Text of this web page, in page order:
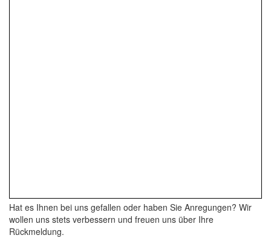
Hat es Ihnen bei uns gefallen oder haben Sie Anregungen? Wir
wollen uns stets verbessern und freuen uns über Ihre
Rückmeldung.